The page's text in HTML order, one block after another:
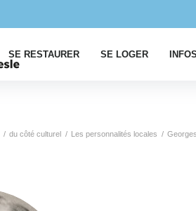
SE RESTAURER SE LOGER
/ du côté culturel / Les personnalités locales /